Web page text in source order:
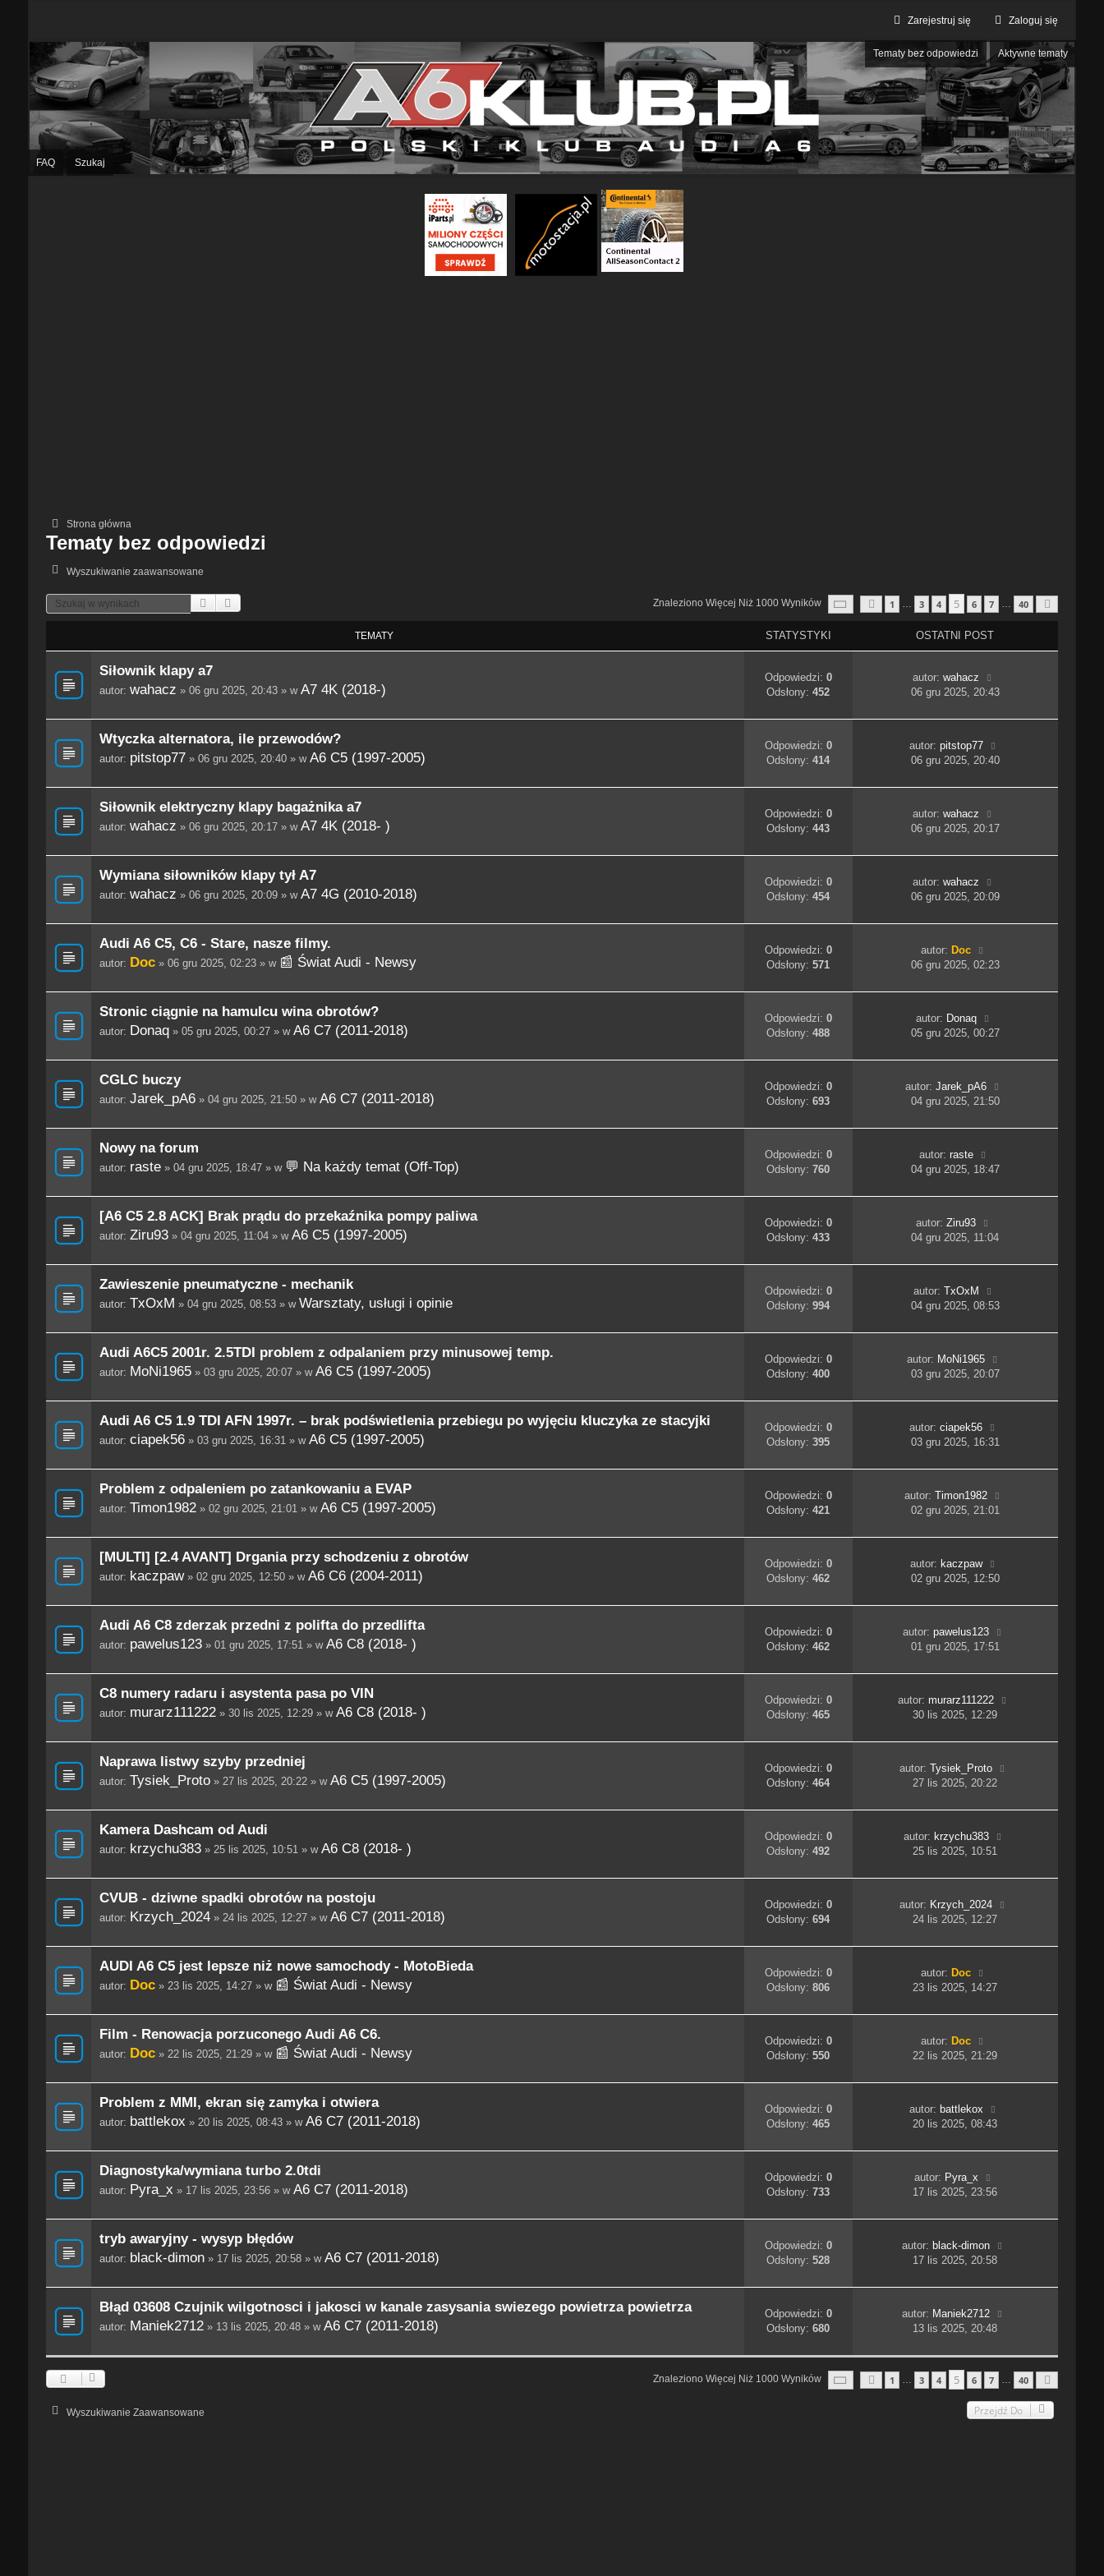
Zaloguj się
Zarejestruj się
Tematy bez odpowiedzi Aktywne tematy
FAQ Szukaj
Strona główna
Tematy bez odpowiedzi
Wyszukiwanie zaawansowane
Szukaj Znaleziono Więcej Niż 1000 Wyników Strona ZPoprzednia
1 … 3 4 5 6 7 … 40
TEMATY STATYSTYKI OSTATNI POST
Siłownik klapy a7
autor: wahacz » 06 gru 2025, 20:43 » w A7 4K (2018-)
Odpowiedzi: 0
Odsłony:452
autor:wahacz
06 gru 2025, 20:43
Wtyczka alternatora, ile przewodów?
autor: pitstop77 » 06 gru 2025, 20:40 » w A6 C5 (1997-2005)
Odpowiedzi: 0
Odsłony:414
autor: pitstop77
06 gru 2025, 20:40
Siłownik elektryczny klapy bagażnika a7
autor: wahacz » 06 gru 2025, 20:17 » w A7 4K (2018- )
Odpowiedzi: 0
Odsłony:443
autor:wahacz
06 gru 2025, 20:17
Wymiana siłowników klapy tył A7
autor: wahacz » 06 gru 2025, 20:09 » w A7 4G (2010-2018)
Odpowiedzi: 0
Odsłony:454
autor:wahacz
06 gru 2025, 20:09
Audi A6 C5, C6 - Stare, nasze filmy.
autor: Doc» 06 gru 2025, 02:23 » w 📰 Świat Audi - Newsy
Odpowiedzi: 0
Odsłony:571
autor: Doc
06 gru 2025, 02:23
Stronic ciągnie na hamulcu wina obrotów?
autor: Donaq» 05 gru 2025, 00:27 » w A6 C7 (2011-2018)
Odpowiedzi: 0
Odsłony:488
autor: Donaq
05 gru 2025, 00:27
CGLC buczy
autor: Jarek_pA6» 04 gru 2025, 21:50 » w A6 C7 (2011-2018)
Odpowiedzi: 0
Odsłony:693
autor:Jarek_pA6
04 gru 2025, 21:50
Nowy na forum
autor: raste» 04 gru 2025, 18:47 » w 💬 Na każdy temat (Off-Top)
Odpowiedzi: 0
Odsłony:760
autor: raste
04 gru 2025, 18:47
[A6 C5 2.8 ACK] Brak prądu do przekaźnika pompy paliwa
autor: Ziru93» 04 gru 2025, 11:04 » w A6 C5 (1997-2005)
Odpowiedzi: 0
Odsłony:433
autor:Ziru93
04 gru 2025, 11:04
Zawieszenie pneumatyczne - mechanik
autor: TxOxM » 04 gru 2025, 08:53 » w Warsztaty, usługi i opinie
Odpowiedzi: 0
Odsłony:994
autor: TxOxM
04 gru 2025, 08:53
Audi A6C5 2001r. 2.5TDI problem z odpalaniem przy minusowej temp.
autor: MoNi1965» 03 gru 2025, 20:07 » w A6 C5 (1997-2005)
Odpowiedzi: 0
Odsłony:400
autor: MoNi1965
03 gru 2025, 20:07
Audi A6 C5 1.9 TDI AFN 1997r. – brak podświetlenia przebiegu po wyjęciu kluczyka ze stacyjki
autor: ciapek56» 03 gru 2025, 16:31 » w A6 C5 (1997-2005)
Odpowiedzi: 0
Odsłony:395
autor:ciapek56
03 gru 2025, 16:31
Problem z odpaleniem po zatankowaniu a EVAP
autor: Timon1982» 02 gru 2025, 21:01 » w A6 C5 (1997-2005)
Odpowiedzi: 0
Odsłony:421
autor:Timon1982
02 gru 2025, 21:01
[MULTI] [2.4 AVANT] Drgania przy schodzeniu z obrotów
autor: kaczpaw» 02 gru 2025, 12:50 » w A6 C6 (2004-2011)
Odpowiedzi: 0
Odsłony:462
autor: kaczpaw
02 gru 2025, 12:50
Audi A6 C8 zderzak przedni z polifta do przedlifta
autor: pawelus123» 01 gru 2025, 17:51 » w A6 C8 (2018- )
Odpowiedzi: 0
Odsłony:462
autor:pawelus123
01 gru 2025, 17:51
C8 numery radaru i asystenta pasa po VIN
autor: murarz111222» 30 lis 2025, 12:29 » w A6 C8 (2018- )
Odpowiedzi: 0
Odsłony:465
autor: murarz111222
30 lis 2025, 12:29
Naprawa listwy szyby przedniej
autor: Tysiek_Proto» 27 lis 2025, 20:22 » w A6 C5 (1997-2005)
Odpowiedzi: 0
Odsłony:464
autor:Tysiek_Proto
27 lis 2025, 20:22
Kamera Dashcam od Audi
autor: krzychu383» 25 lis 2025, 10:51 » w A6 C8 (2018- )
Odpowiedzi: 0
Odsłony:492
autor: krzychu383
25 lis 2025, 10:51
CVUB - dziwne spadki obrotów na postoju
autor: Krzych_2024» 24 lis 2025, 12:27 » w A6 C7 (2011-2018)
Odpowiedzi: 0
Odsłony:694
autor: Krzych_2024
24 lis 2025, 12:27
AUDI A6 C5 jest lepsze niż nowe samochody - MotoBieda
autor: Doc» 23 lis 2025, 14:27 » w 📰 Świat Audi - Newsy
Odpowiedzi: 0
Odsłony:806
autor: Doc
23 lis 2025, 14:27
Film - Renowacja porzuconego Audi A6 C6.
autor: Doc» 22 lis 2025, 21:29 » w 📰 Świat Audi - Newsy
Odpowiedzi: 0
Odsłony:550
autor: Doc
22 lis 2025, 21:29
Problem z MMI, ekran się zamyka i otwiera
autor: battlekox » 20 lis 2025, 08:43 » w A6 C7 (2011-2018)
Odpowiedzi: 0
Odsłony:465
autor: battlekox
20 lis 2025, 08:43
Diagnostyka/wymiana turbo 2.0tdi
autor: Pyra_x » 17 lis 2025, 23:56 » w A6 C7 (2011-2018)
Odpowiedzi: 0
Odsłony:733
autor: Pyra_x
17 lis 2025, 23:56
tryb awaryjny - wysyp błędów
autor: black-dimon» 17 lis 2025, 20:58 » w A6 C7 (2011-2018)
Odpowiedzi: 0
Odsłony:528
autor: black-dimon
17 lis 2025, 20:58
Błąd 03608 Czujnik wilgotnosci i jakosci w kanale zasysania swiezego powietrza powietrza
autor: Maniek2712» 13 lis 2025, 20:48 » w A6 C7 (2011-2018)
Odpowiedzi: 0
Odsłony:680
autor: Maniek2712
13 lis 2025, 20:48
Znaleziono Więcej Niż 1000 Wyników Strona ZPoprzednia
1 … 3 4 5 6 7 … 40
Wyszukiwanie Zaawansowane Przejdź Do